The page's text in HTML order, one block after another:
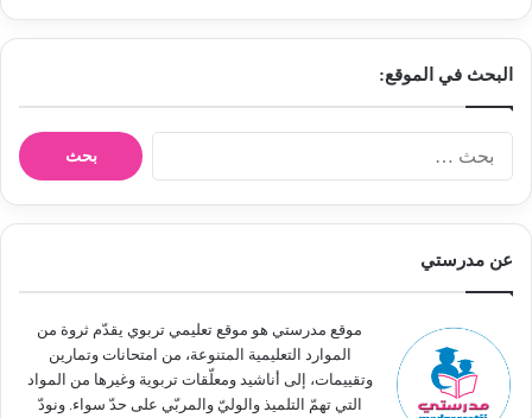
البحث في الموقع:
ن
عن مدرستي
موقع مدرستي هو موقع تعليمي تربوي يقدّم ثروة من
الموارد التعليمية المتنوعة، من امتحانات وتمارين
وتقييمات، إلى أناشيد ومعلّقات تربوية وغيرها من المواد
التي تهمّ التلميذ والوليّ والمربّي على حدّ سواء. ونودّ